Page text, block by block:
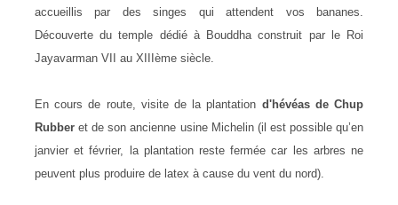
accueillis par des singes qui attendent vos bananes.
Découverte du temple dédié à Bouddha construit par le Roi
Jayavarman VII au XIIIème siècle.
En cours de route, visite de la plantation d'hévéas de Chup
Rubber et de son ancienne usine Michelin (il est possible qu’en
janvier et février, la plantation reste fermée car les arbres ne
peuvent plus produire de latex à cause du vent du nord).